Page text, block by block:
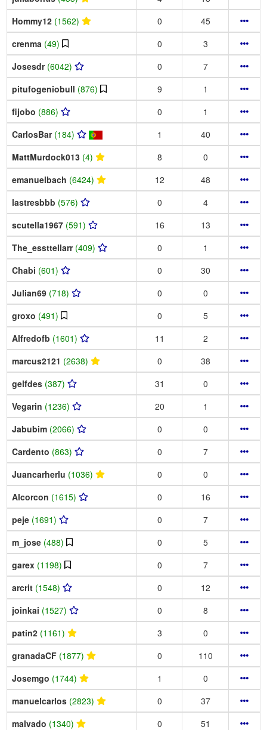
Hommy12 (1562) 0
45
crenma (49) 0
3
Josesdr (6042) 0
7
pitufogeniobull (876) 9
1
fijobo (886) 0
1
CarlosBar (184) 1
40
MattMurdock013 (4) 8
0
emanuelbach (6424) 12
48
lastresbbb (576) 0
4
scutella1967 (591) 16
13
The_essttellarr (409) 0
1
Chabi (601) 0
30
Julian69 (718) 0
0
groxo (491) 0
5
Alfredofb (1601) 11
2
marcus2121 (2638) 0
38
gelfdes (387) 31
0
Vegarin (1236) 20
1
Jabubim (2066) 0
0
Cardento (863) 0
7
Juancarherlu (1036) 0
0
Alcorcon (1615) 0
16
peje (1691) 0
7
m_jose (488) 0
5
garex (1198) 0
7
arcrit (1548) 0
12
joinkai (1527) 0
8
patin2 (1161) 3
0
granadaCF (1877) 0
110
Josemgo (1744) 1
0
manuelcarlos (2823) 0
37
malvado (1340) 0
51